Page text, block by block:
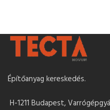
Építőanyag kereskedés.
H-1211 Budapest,